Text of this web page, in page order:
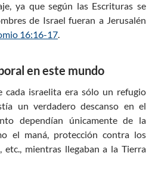
ya que según las Escrituras se
de Israel fueran a Jerusalén
16:16-17.
en este mundo
cada israelita era sólo un refugio
un verdadero descanso en el
dependían únicamente de la
el maná, protección contra los
etc., mientras llegaban a la Tierra